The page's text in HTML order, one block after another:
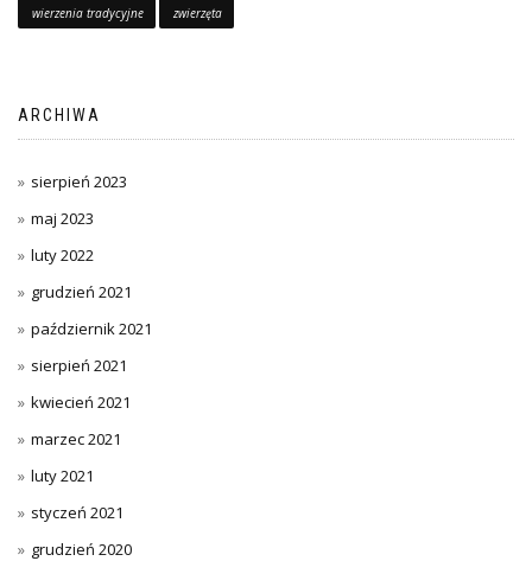
wierzenia tradycyjne zwierzęta
ARCHIWA
sierpień 2023
maj 2023
luty 2022
grudzień 2021
październik 2021
sierpień 2021
kwiecień 2021
marzec 2021
luty 2021
styczeń 2021
grudzień 2020